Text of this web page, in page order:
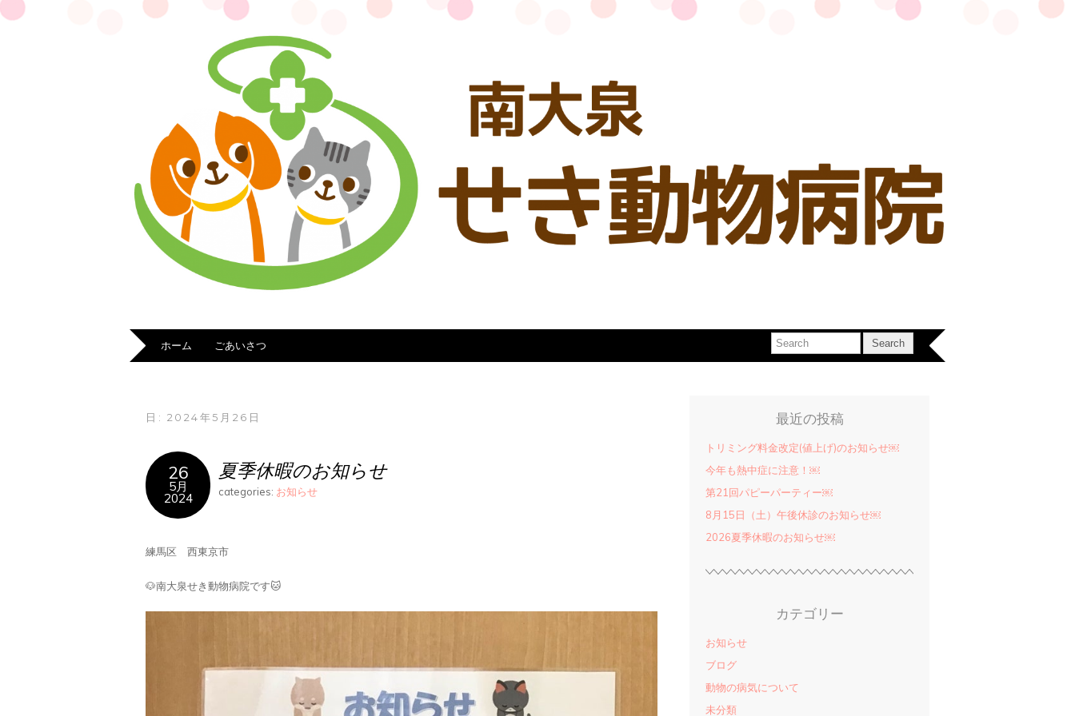
ホーム ごあいさつ
日: 2024年5月26日
26
5月
2024
夏季休暇のお知らせ
categories: お知らせ
練馬区 西東京市
🐶南大泉せき動物病院です🐱
最近の投稿
トリミング料金改定(値上げ)のお知らせ￼
今年も熱中症に注意！￼
第21回パピーパーティー￼
8月15日（土）午後休診のお知らせ￼
2026夏季休暇のお知らせ￼
カテゴリー
お知らせ
ブログ
動物の病気について
未分類